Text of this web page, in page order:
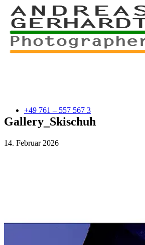
+49 761 – 557 567 3
Gallery_Skischuh
14. Februar 2026